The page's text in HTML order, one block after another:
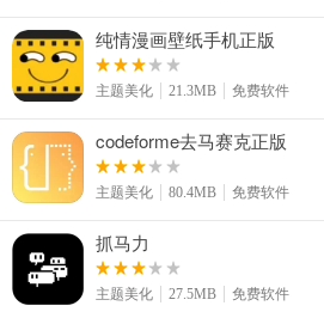
纯情漫画壁纸手机正版
主题美化 21.3MB 免费软件
codeforme去马赛克正版
主题美化 80.4MB 免费软件
抓马力
主题美化 27.5MB 免费软件